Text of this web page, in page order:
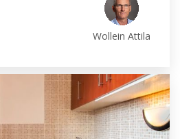
Wollein Attila